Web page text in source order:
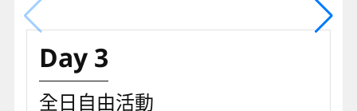
Day 3
全日自由活動